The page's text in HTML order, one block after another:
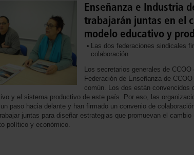
Enseñanza e Industria
trabajarán juntas en el
modelo educativo y
Las dos federaciones sindicales
colaboración
Los secretarios generales de
Federación de Enseñanza de
común. Los dos están convencidos
y el sistema productivo de este país. Por eso, las
paso hacia delante y han firmado un convenio de
juntas para diseñar estrategias que promuevan el
político y económico.